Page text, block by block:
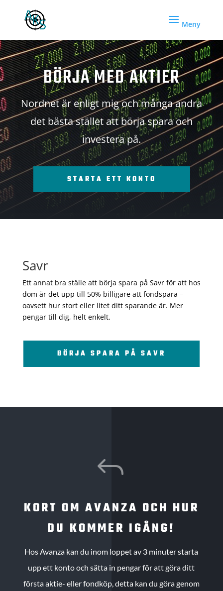
BÖRJA MED AKTIER
Nordnet är enligt mig och många andra
det bästa stället att börja spara och
investera på.
STARTA ETT KONTO
Savr
Ett annat bra ställe att börja spara på Savr för att hos
dom är det upp till 50% billigare att fondspara –
oavsett hur stort eller litet ditt sparande är. Mer
pengar till dig, helt enkelt.
BÖRJA SPARA PÅ SAVR
J
KORT OM AVANZA OCH HUR
DU KOMMER IGÅNG!
Hos Avanza kan du inom loppet av 3 minuter starta
upp ett konto och sätta in pengar för att göra ditt
första aktie- eller fondköp, detta kan du göra genom